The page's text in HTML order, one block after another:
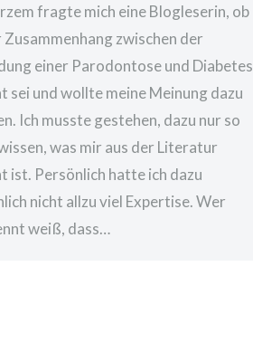
fragte mich eine Blogleserin, ob
Zusammenhang zwischen der
einer Parodontose und Diabetes
sei und wollte meine Meinung dazu
Ich musste gestehen, dazu nur so
was mir aus der Literatur
ist. Persönlich hatte ich dazu
nicht allzu viel Expertise. Wer
weiß, dass…